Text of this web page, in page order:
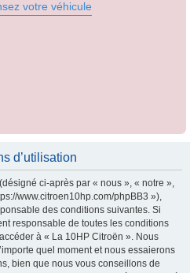
votre véhicule
d’utilisation
ci-après par « nous », « notre »,
www.citroen10hp.com/phpBB3 »),
des conditions suivantes. Si
responsable de toutes les conditions
à « La 10HP Citroën ». Nous
quel moment et nous essaierons
bien que nous vous conseillons de